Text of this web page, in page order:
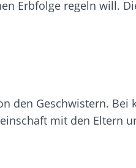
Erbfolge regeln will.
den Geschwistern. Bei
mit den Eltern